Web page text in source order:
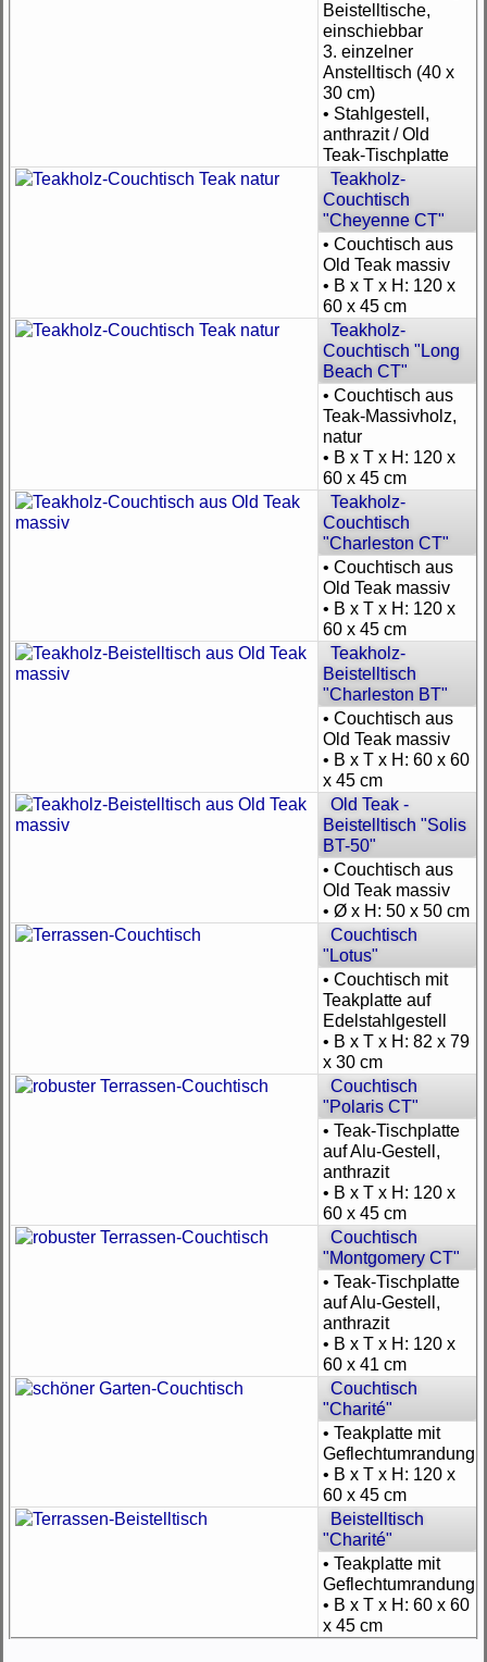
Beistelltische,
einschiebbar
3. einzelner
Anstelltisch (40 x
30 cm)
• Stahlgestell,
anthrazit / Old
Teak-Tischplatte
Teakholz-
Couchtisch
"Cheyenne CT"
• Couchtisch aus
Old Teak massiv
• B x T x H: 120 x
60 x 45 cm
Teakholz-
Couchtisch "Long
Beach CT"
• Couchtisch aus
Teak-Massivholz,
natur
• B x T x H: 120 x
60 x 45 cm
Teakholz-
Couchtisch
"Charleston CT"
• Couchtisch aus
Old Teak massiv
• B x T x H: 120 x
60 x 45 cm
Teakholz-
Beistelltisch
"Charleston BT"
• Couchtisch aus
Old Teak massiv
• B x T x H: 60 x 60
x 45 cm
Old Teak -
Beistelltisch "Solis
BT-50"
• Couchtisch aus
Old Teak massiv
• Ø x H: 50 x 50 cm
Couchtisch
"Lotus"
• Couchtisch mit
Teakplatte auf
Edelstahlgestell
• B x T x H: 82 x 79
x 30 cm
Couchtisch
"Polaris CT"
• Teak-Tischplatte
auf Alu-Gestell,
anthrazit
• B x T x H: 120 x
60 x 45 cm
Couchtisch
"Montgomery CT"
• Teak-Tischplatte
auf Alu-Gestell,
anthrazit
• B x T x H: 120 x
60 x 41 cm
Couchtisch
"Charité"
• Teakplatte mit
Geflechtumrandung
• B x T x H: 120 x
60 x 45 cm
Beistelltisch
"Charité"
• Teakplatte mit
Geflechtumrandung
• B x T x H: 60 x 60
x 45 cm